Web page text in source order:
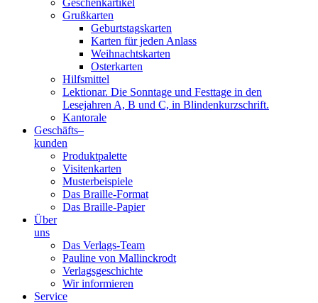
Geschenkartikel
Grußkarten
Geburtstagskarten
Karten für jeden Anlass
Weihnachtskarten
Osterkarten
Hilfsmittel
Lektionar. Die Sonntage und Festtage in den
Lesejahren A, B und C, in Blindenkurzschrift.
Kantorale
Geschäfts­–
kunden
Produktpalette
Visitenkarten
Musterbeispiele
Das Braille-Format
Das Braille-Papier
Über
uns
Das Verlags-Team
Pauline von Mallinckrodt
Verlagsgeschichte
Wir informieren
Service